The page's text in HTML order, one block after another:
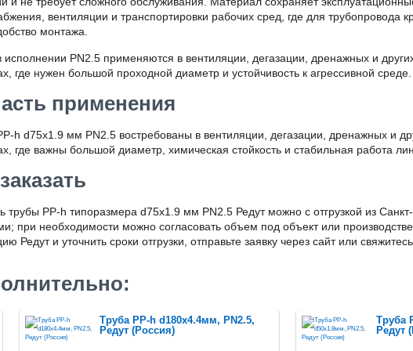
вентиляции и транспортировки рабочих сред, где для трубопровода
монтажа.
исполнении PN2.5 применяются в вентиляции, дегазации, дренажных и
где нужен большой проходной диаметр и устойчивость к агрессивной среде.
применения
h d75x1.9 мм PN2.5 востребованы в вентиляции, дегазации, дренажных и
где важны большой диаметр, химическая стойкость и стабильная работа
трубы PP-h типоразмера d75x1.9 мм PN2.5 Редут можно с отгрузкой из
при необходимости можно согласовать объем под объект или
Редут и уточнить сроки отгрузки, отправьте заявку через сайт или
Труба PP-h d180x4.4мм, PN2.5,
Редут (Россия)
Труба
Редут